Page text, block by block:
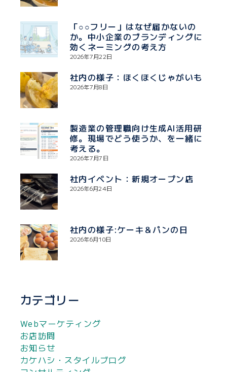
「○○フリー」はなぜ届かないの
か。中小企業のブランディングに
効くネーミングの考え方
2026年7月22日
社内の様子：ほくほくじゃがいも
2026年7月8日
製造業の管理職向け生成AI活用研
修。現場でどう使うか、を一緒に
考える。
2026年7月7日
社内イベント：新規オープン店
2026年6月24日
社内の様子:ケーキ＆パンの日
2026年6月10日
カテゴリー
Webマーケティング
お店訪問
お知らせ
カケハシ・スタイルブログ